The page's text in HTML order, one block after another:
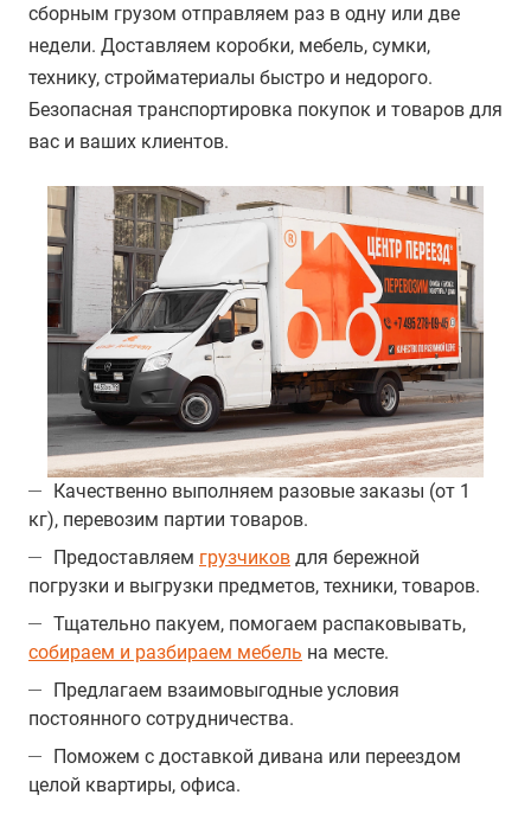
сборным грузом отправляем раз в одну или две
недели. Доставляем коробки, мебель, сумки,
технику, стройматериалы быстро и недорого.
Безопасная транспортировка покупок и товаров для
вас и ваших клиентов.
Качественно выполняем разовые заказы (от 1
кг), перевозим партии товаров.
Предоставляем грузчиков для бережной
погрузки и выгрузки предметов, техники, товаров.
Тщательно пакуем, помогаем распаковывать,
собираем и разбираем мебель на месте.
Предлагаем взаимовыгодные условия
постоянного сотрудничества.
Поможем с доставкой дивана или переездом
целой квартиры, офиса.